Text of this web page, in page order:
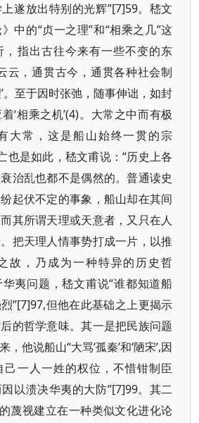
遂放出特别的光辉”[7]59。嵇文
中的“贞一之理”和“相乘之几”这
，指出古往今来有一些不变的东
云，通贯古今，通贯各种社会制
。至于因时张弛，随事伸诎，如封
‘相乘之机’(4)。大常之中而有极
大常，这是船山始终一贯的宗
也是如此，嵇文甫说：“历史上各
治乱也都不是偶然的。普通读史
起伏不定的事象，船山却在其间
其所谓天理或天意者，又只在人
把天理人情事势打成一片，以推
故，乃成为一种特异的历史哲
夷问题，嵇文甫说“谁都知道船
”[7]97,但他在此基础之上更揭示
的哲学意味。其一是把民族问题
他说船山“大骂‘孤秦’和‘陋宋’,因
己一人一姓的权位，不惜钳制臣
以溃决华夷的大防”[7]99。其二
蔑视建立在一种类似文化进化论